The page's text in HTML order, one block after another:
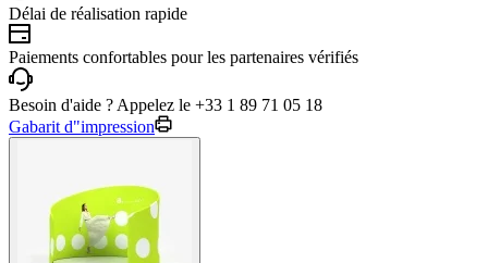
Délai de réalisation rapide
Paiements confortables pour les partenaires vérifiés
Besoin d'aide ? Appelez le +33 1 89 71 05 18
Gabarit d"impression